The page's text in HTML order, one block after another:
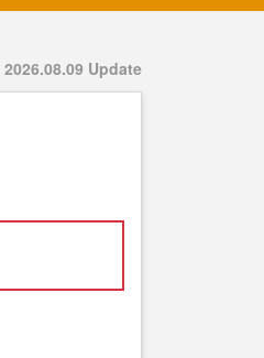
2026.08.09 Update